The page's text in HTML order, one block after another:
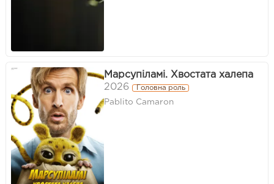
Марсупіламі. Хвостата халепа
2026
Головна роль
Pablito Camaron